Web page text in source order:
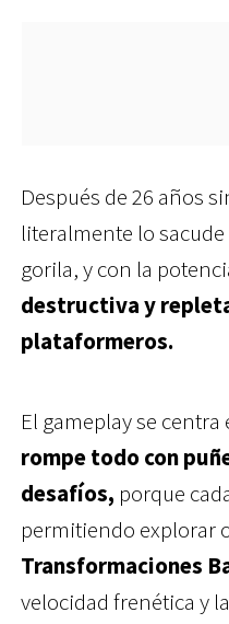
Después de 26 años
literalmente lo
gorila, y con la
destructiva y
plataformeros.
El gameplay se
rompe todo con
desafíos, porque
permitiendo explorar
Transformaciones
velocidad frenética y